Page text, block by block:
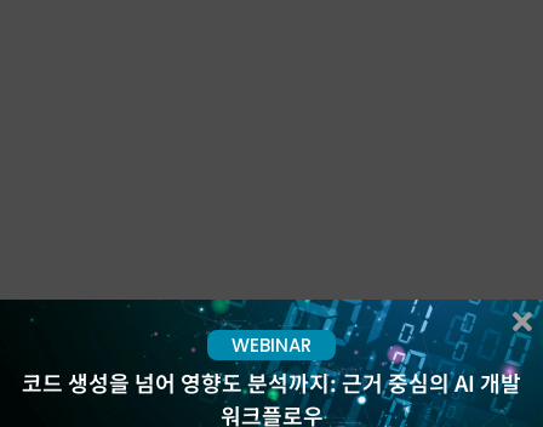
WEBINAR
코드 생성을 넘어 영향도 분석까지: 근거 중심의 AI 개발
워크플로우